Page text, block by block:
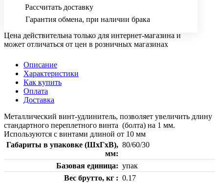
Рассчитать доставку
Гарантия обмена, при наличии брака
Цена действительна только для интернет-магазина и
может отличаться от цен в розничных магазинах
Описание
Характеристики
Как купить
Оплата
Доставка
Металлический винт-удлинитель, позволяет увеличить длину
стандартного переплетного винта (болта) на 1 мм.
Используются с винтами длиной от 10 мм
Габариты в упаковке (ШхГхВ),
мм
80/60/30
Базовая единица
упак
Вес брутто, кг
0.17